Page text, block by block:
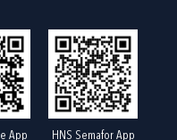
App HNS Semafor App